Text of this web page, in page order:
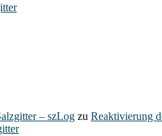
– szLog zu Reaktivierung